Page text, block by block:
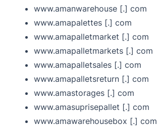
www.amanwarehouse [.] com
www.amapalettes [.] com
www.amapalletmarket [.] com
www.amapalletmarkets [.] com
www.amapalletsales [.] com
www.amapalletsreturn [.] com
www.amastorages [.] com
www.amasuprisepallet [.] com
www.amawarehousebox [.] com